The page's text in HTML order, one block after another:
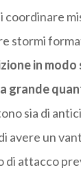
coordinare
stormi
in modo
grande
sia di
avere un
di attacco